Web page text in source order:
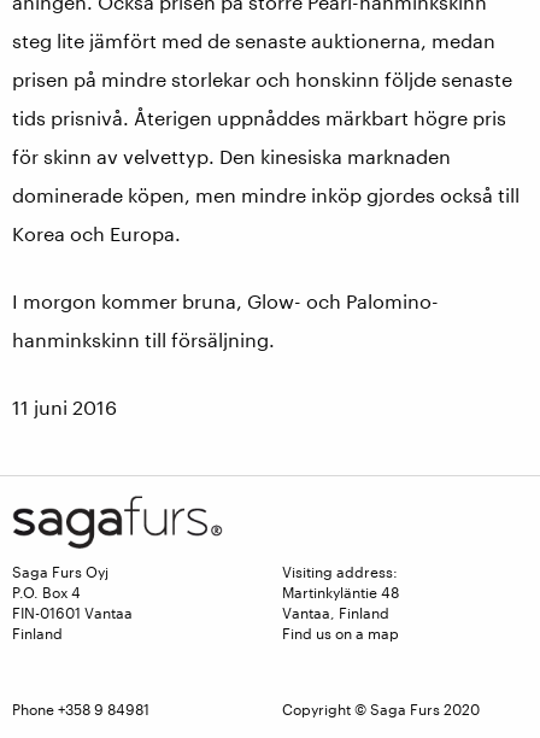
steg lite jämfört med de senaste auktionerna, medan
prisen på mindre storlekar och honskinn följde senaste
tids prisnivå. Återigen uppnåddes märkbart högre pris
för skinn av velvettyp. Den kinesiska marknaden
dominerade köpen, men mindre inköp gjordes också till
Korea och Europa.
I morgon kommer bruna, Glow- och Palomino-
hanminkskinn till försäljning.
11 juni 2016
Saga Furs Oyj
P.O. Box 4
FIN-01601 Vantaa
Finland
Visiting address:
Martinkyläntie 48
Vantaa, Finland
Find us on a map
Phone +358 9 84981 Copyright © Saga Furs 2020